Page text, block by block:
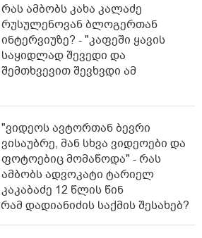
რას ამბობს კახა კალაძე
რუსულენოვან ბლოგერთან
ინტერვიუზე? - "კაფეში ყავის
საყიდლად შევედი და
შემთხვევით შევხვდი ამ
"ვიდეოს ავტორთან ბევრი
ვისაუბრე, მან სხვა ვიდეოები და
ფოტოებიც მომაწოდა" - რას
ამბობს ადვოკატი ტარიელ
კაკაბაძე 12 წლის წინ
დადიანიძის საქმის შესახებ?